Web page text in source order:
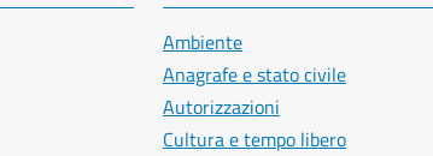
Ambiente
Anagrafe e stato civile
Autorizzazioni
Cultura e tempo libero